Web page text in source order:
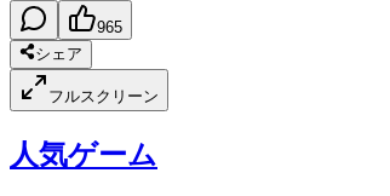
965
シェア
フルスクリーン
人気ゲーム